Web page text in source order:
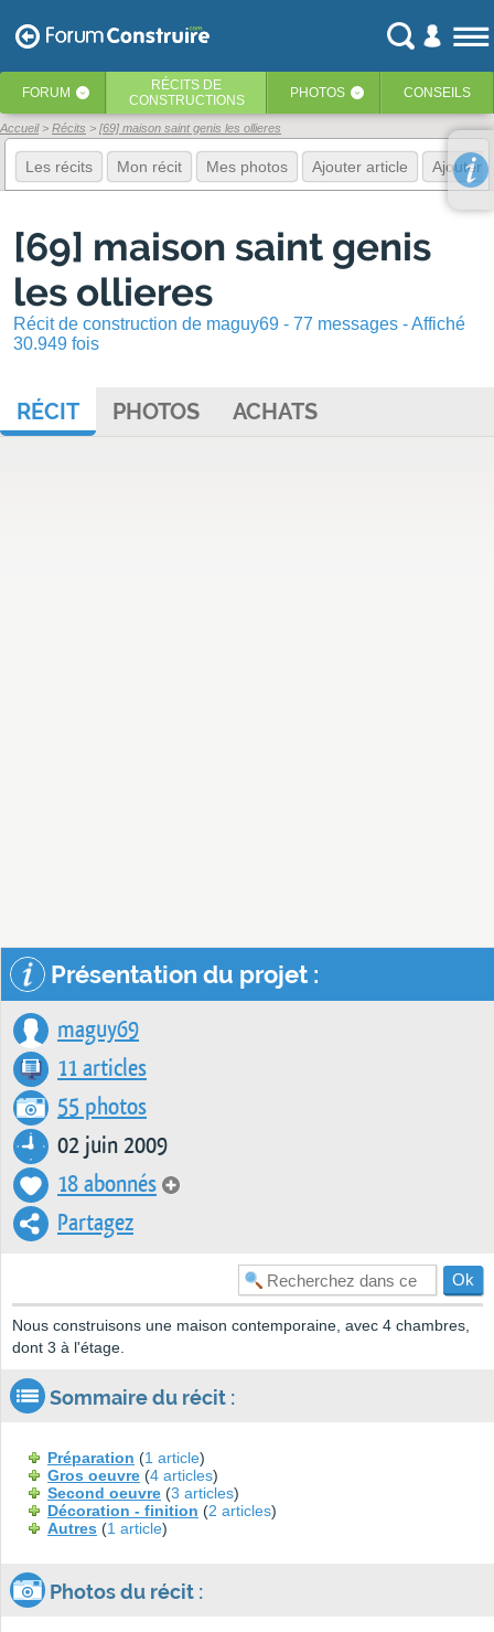
FORUM ‹ RÉCITS DE
CONSTRUCTIONS
PHOTOS ‹ CONSEILS
Accueil Récits [69] maison saint genis les ollieres
Les récits Mon récit Mes photos Ajouter article Ajouter
[69] maison saint genis
les ollieres
Récit de construction de maguy69 - 77 messages - Affiché
30.949 fois
RÉCIT PHOTOS ACHATS
Présentation du projet :
maguy69
11 articles
55 photos
02 juin 2009
18 abonnés
Partagez
Nous construisons une maison contemporaine, avec 4 chambres,
dont 3 à l'étage.
Sommaire du récit :
Préparation (1 article)
Gros oeuvre (4 articles)
Second oeuvre (3 articles)
Décoration - finition (2 articles)
Autres (1 article)
Photos du récit :